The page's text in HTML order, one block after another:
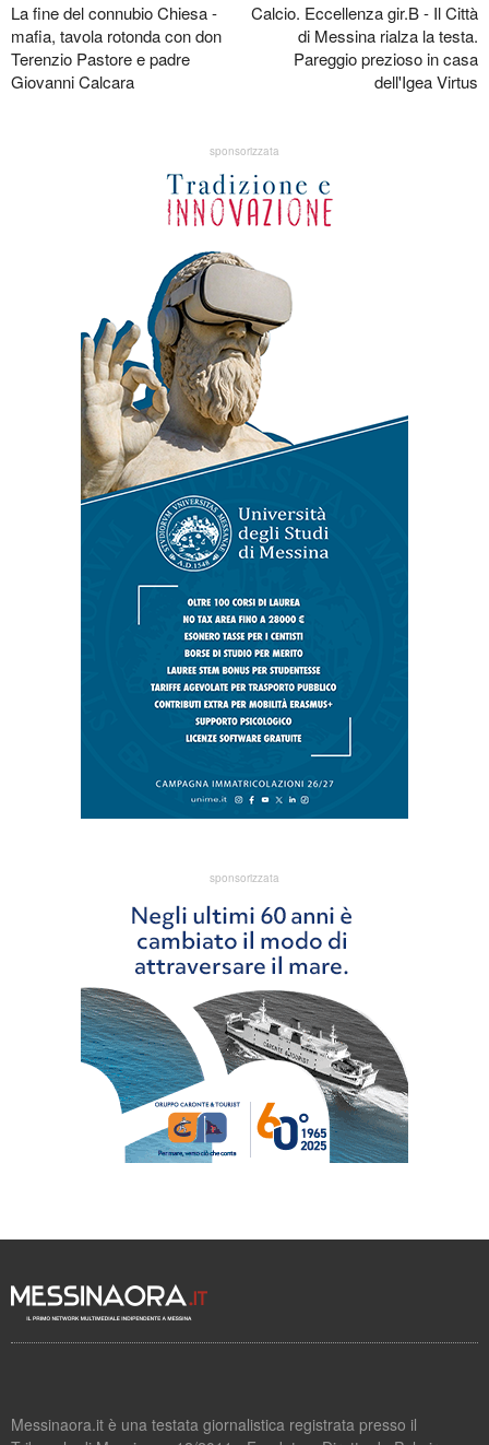
La fine del connubio Chiesa -
mafia, tavola rotonda con don
Terenzio Pastore e padre
Giovanni Calcara
Calcio. Eccellenza gir.B - Il Città
di Messina rialza la testa.
Pareggio prezioso in casa
dell'Igea Virtus
sponsorizzata
sponsorizzata
Messinaora.it è una testata giornalistica registrata presso il